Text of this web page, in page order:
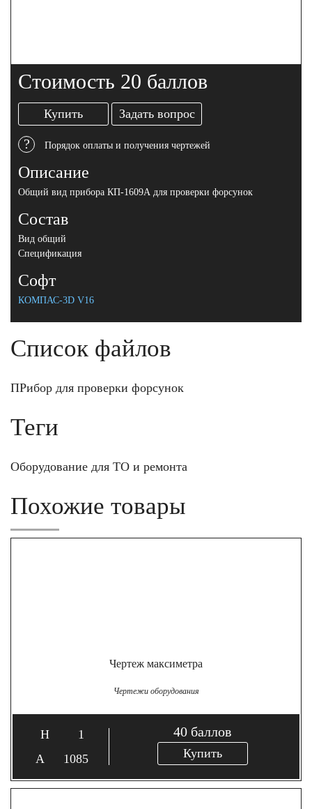
Стоимость 20 баллов
Купить Задать вопрос
? Порядок оплаты и получения чертежей
Описание
Общий вид прибора КП-1609А для проверки форсунок
Состав
Вид общий
Спецификация
Софт
КОМПАС-3D V16
Список файлов
ПРибор для проверки форсунок
Теги
Оборудование для ТО и ремонта
Похожие товары
Чертеж максиметра
Чертежи оборудования
1
1085
40 баллов
Купить